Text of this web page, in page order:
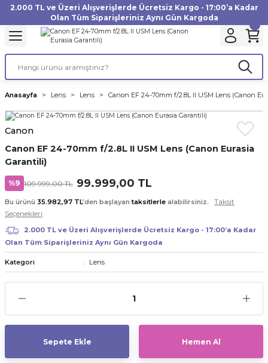
2.000 TL ve Üzeri Alışverişlerde Ücretsiz Kargo - 17:00’a Kadar
Olan Tüm Siparişleriniz Aynı Gün Kargoda
Geri Dön
Aksesuarları
Makinesi
Geri Dön
Geri Dön
Geri Dön
Geri Dön
Geri Dön
Geri Dön
Geri Dön
Geri Dön
Geri Dön
Geri Dön
Aksesuarları
Geri Dön
Anasayfa Lens Lens Canon EF 24-70mm f/2.8L II USM Lens (Canon
Canon
Canon EF 24-70mm f/2.8L II USM Lens (Canon Eurasia
Garantili)
%9 109.999,00 TL 99.999,00 TL
Bu ürünü 35.982,97 TL’den başlayantaksitlerle alabilirsiniz.
Taksit
Seçenekleri
2.000 TL ve Üzeri Alışverişlerde Ücretsiz Kargo - 17:00’a Kadar
Olan Tüm Siparişleriniz Aynı Gün Kargoda
Kategori Lens
Sepete Ekle Hemen Al